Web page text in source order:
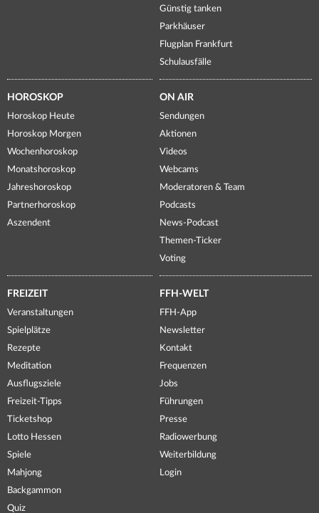
Günstig tanken
Parkhäuser
Flugplan Frankfurt
Schulausfälle
HOROSKOP
Horoskop Heute
Horoskop Morgen
Wochenhoroskop
Monatshoroskop
Jahreshoroskop
Partnerhoroskop
Aszendent
ON AIR
Sendungen
Aktionen
Videos
Webcams
Moderatoren & Team
Podcasts
News-Podcast
Themen-Ticker
Voting
FREIZEIT
Veranstaltungen
Spielplätze
Rezepte
Meditation
Ausflugsziele
Freizeit-Tipps
Ticketshop
Lotto Hessen
Spiele
Mahjong
Backgammon
Quiz
FFH-WELT
FFH-App
Newsletter
Kontakt
Frequenzen
Jobs
Führungen
Presse
Radiowerbung
Weiterbildung
Login